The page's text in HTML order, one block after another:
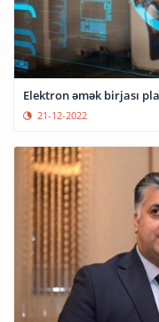
Elektron əmək birjası
21-12-2022